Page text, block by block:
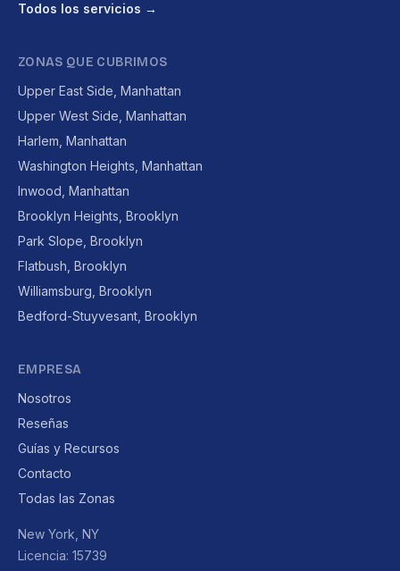
Todos los servicios →
ZONAS QUE CUBRIMOS
Upper East Side, Manhattan
Upper West Side, Manhattan
Harlem, Manhattan
Washington Heights, Manhattan
Inwood, Manhattan
Brooklyn Heights, Brooklyn
Park Slope, Brooklyn
Flatbush, Brooklyn
Williamsburg, Brooklyn
Bedford-Stuyvesant, Brooklyn
EMPRESA
Nosotros
Reseñas
Guías y Recursos
Contacto
Todas las Zonas
New York, NY
Licencia: 15739